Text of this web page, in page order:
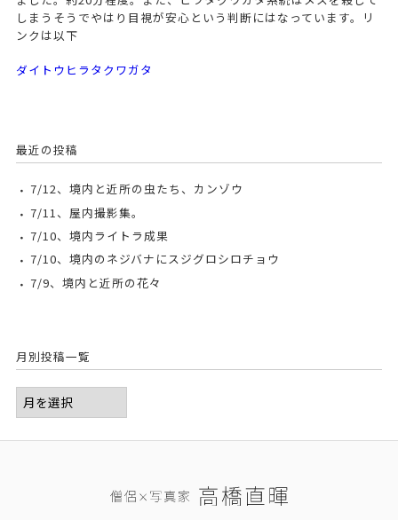
しまうそうでやはり目視が安心という判断にはなっています。リ
ンクは以下
ダイトウヒラタクワガタ
最近の投稿
7/12、境内と近所の虫たち、カンゾウ
7/11、屋内撮影集。
7/10、境内ライトラ成果
7/10、境内のネジバナにスジグロシロチョウ
7/9、境内と近所の花々
月別投稿一覧